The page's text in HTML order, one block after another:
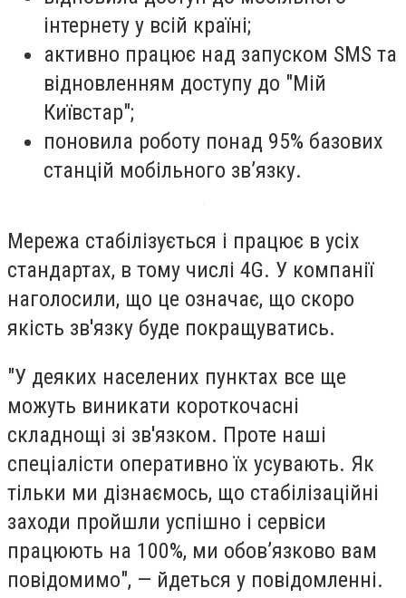
інтернету у всій країні;
активно працює над запуском SMS та
відновленням доступу до "Мій
Київстар";
поновила роботу понад 95% базових
станцій мобільного зв’язку.
Мережа стабілізується і працює в усіх
стандартах, в тому числі 4G. У компанії
наголосили, що це означає, що скоро
якість зв'язку буде покращуватись.
"У деяких населених пунктах все ще
можуть виникати короткочасні
складнощі зі зв'язком. Проте наші
спеціалісти оперативно їх усувають. Як
тільки ми дізнаємось, що стабілізаційні
заходи пройшли успішно і сервіси
працюють на 100%, ми обов’язково вам
повідомимо", — йдеться у повідомленні.